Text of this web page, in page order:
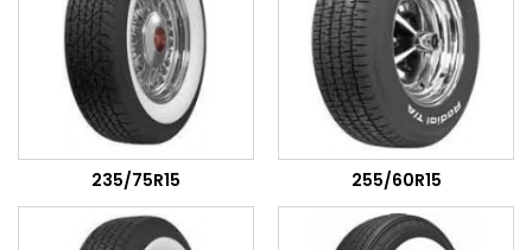
235/75R15 255/60R15